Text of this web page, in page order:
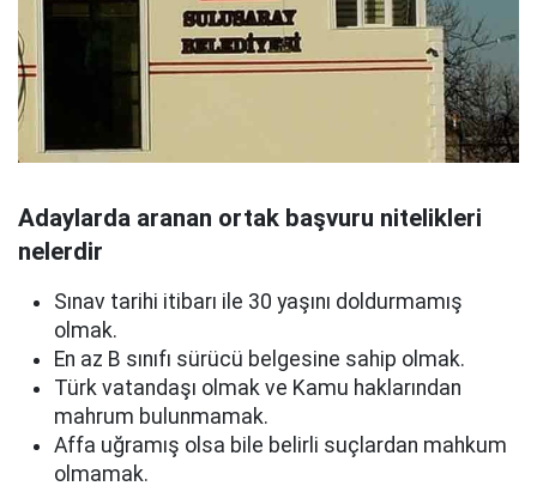
Adaylarda aranan ortak başvuru nitelikleri
nelerdir
Sınav tarihi itibarı ile 30 yaşını doldurmamış
olmak.
En az B sınıfı sürücü belgesine sahip olmak.
Türk vatandaşı olmak ve Kamu haklarından
mahrum bulunmamak.
Affa uğramış olsa bile belirli suçlardan mahkum
olmamak.